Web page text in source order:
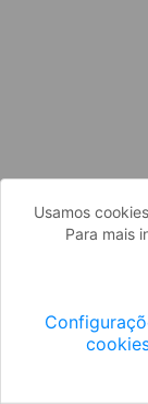
Usamos
Para mais